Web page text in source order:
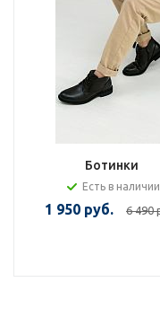
Ботинки
Есть в наличии
1 950 руб. 6 490